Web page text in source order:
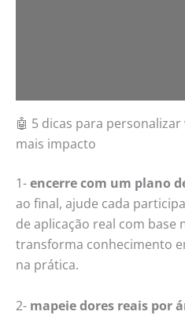
🤖 5 dicas para
mais impacto
1-encerre com um plano
ao final, ajude cada
de aplicação real com base
transforma conhecimento
na prática.
2- mapeie dores reais por